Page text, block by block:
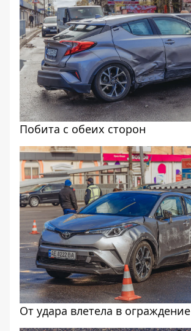
Побита с обеих сторон
От удара влетела в ограждение